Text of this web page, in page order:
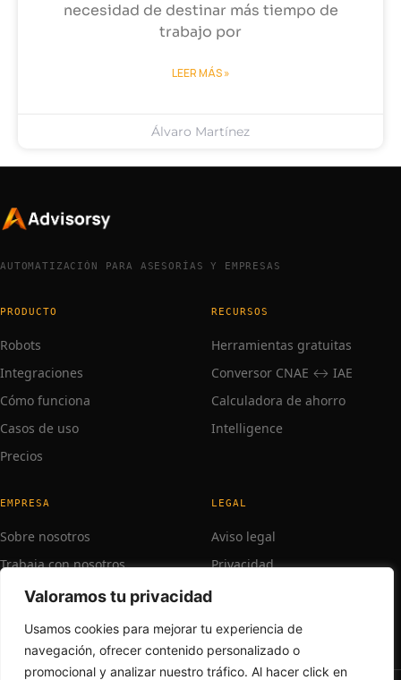
Valoramos tu privacidad
Usamos cookies para mejorar tu experiencia de
navegación, ofrecer contenido personalizado o
promocional y analizar nuestro tráfico. Al hacer click en
necesidad de destinar más tiempo de
trabajo por
LEER MÁS »
Álvaro Martínez
AUTOMATIZACIÓN PARA ASESORÍAS Y EMPRESAS
PRODUCTO
Robots
Integraciones
Cómo funciona
Casos de uso
Precios
RECURSOS
Herramientas gratuitas
Conversor CNAE ↔ IAE
Calculadora de ahorro
Intelligence
EMPRESA
Sobre nosotros
Trabaja con nosotros
Contacto
Soporte
LEGAL
Aviso legal
Privacidad